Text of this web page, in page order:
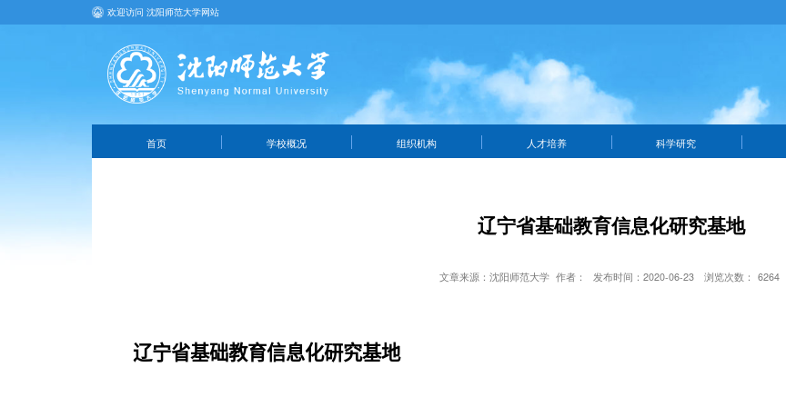
欢迎访问 沈阳师范大学网站
首页 学校概况 组织机构 人才培养 科学研究
辽宁省基础教育信息化研究基地
文章来源：沈阳师范大学 作者： 发布时间：2020-06-23 浏览次数： 6264
辽宁省基础教育信息化研究基地